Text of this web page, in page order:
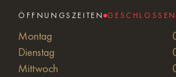
ÖFFNUNGSZEITEN GESCHLOSSEN
Montag
Dienstag
Mittwoch